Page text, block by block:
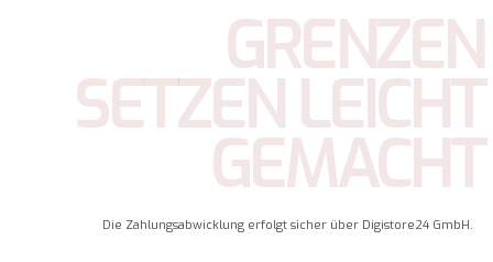
GRENZEN
SETZEN LEICHT
GEMACHT
Die Zahlungsabwicklung erfolgt sicher über Digistore24 GmbH.
Kundenbewertungen und Erfahrungen zu